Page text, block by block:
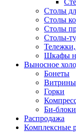
Столы
Столы
Столы
Столы-
Шкафы
Выносное
Бонеты
Витрины
Горки
Би-
Распродажа
Комплексные